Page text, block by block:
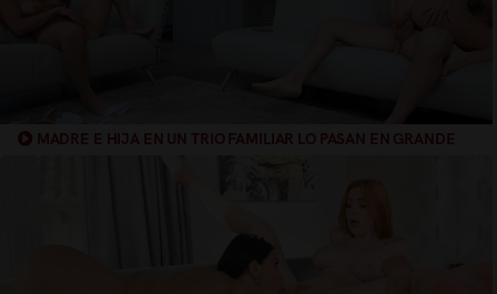
MADRE E HIJA EN UN TRIO FAMILIAR LO PASAN EN GRANDE